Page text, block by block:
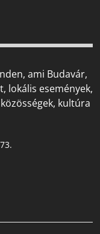
ami Budavár,
lokális események,
kultúra